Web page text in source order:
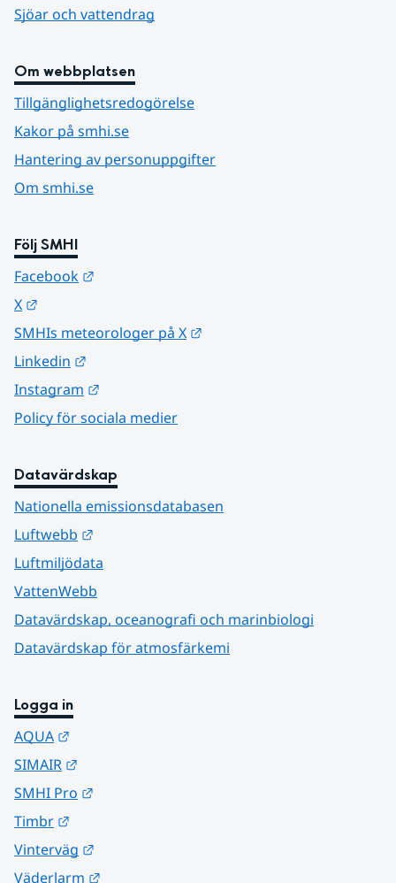
Sjöar och vattendrag
Om webbplatsen
Tillgänglighetsredogörelse
Kakor på smhi.se
Hantering av personuppgifter
Om smhi.se
Följ SMHI
Facebook
X
SMHIs meteorologer på X
Linkedin
Instagram
Policy för sociala medier
Datavärdskap
Nationella emissionsdatabasen
Luftwebb
Luftmiljödata
VattenWebb
Datavärdskap, oceanografi och marinbiologi
Datavärdskap för atmosfärkemi
Logga in
AQUA
SIMAIR
SMHI Pro
Timbr
Vinterväg
Väderlarm